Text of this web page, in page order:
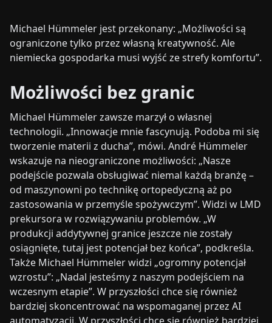
Michael Hümmeler jest przekonany: „Możliwości są
ograniczone tylko przez własną kreatywność. Ale
niemiecka gospodarka musi wyjść ze strefy komfortu”.
Możliwości bez granic
Michael Hümmeler zawsze marzył o własnej
technologii. „Innowacje mnie fascynują. Podoba mi się
tworzenie materii z ducha”, mówi. André Hümmeler
wskazuje na nieograniczone możliwości: „Nasze
podejście pozwala obsługiwać niemal każdą branżę –
od maszynowni po technikę ortopedyczną aż po
zastosowania w przemyśle spożywczym”. Widzi w LMD
prekursora w rozwiązywaniu problemów. „W
produkcji addytywnej granice jeszcze nie zostały
osiągnięte, tutaj jest potencjał bez końca”, podkreśla.
Także Michael Hümmeler widzi „ogromny potencjał
wzrostu”: „Nadal jesteśmy z naszym podejściem na
wczesnym etapie”. W przyszłości chce się również
bardziej skoncentrować na wspomaganej przez AI